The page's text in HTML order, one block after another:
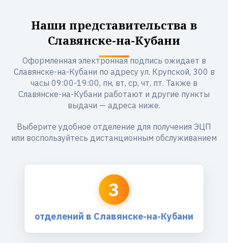
Наши представительства в
Славянске-на-Кубани
Оформленная электронная подпись ожидает в
Славянске-на-Кубани по адресу ул. Крупской, 300 в
часы 09:00-19:00, пн, вт, ср, чт, пт. Также в
Славянске-на-Кубани работают и другие пункты
выдачи — адреса ниже.
Выберите удобное отделение для получения ЭЦП
или воспользуйтесь дистанционным обслуживанием
3
отделений в Славянске-на-Кубани